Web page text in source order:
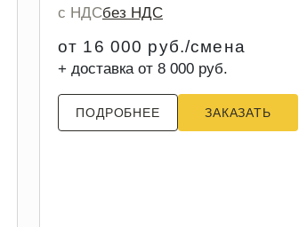
с НДСбез НДС
от 16 000 руб./смена
+ доставка от 8 000 руб.
ПОДРОБНЕЕ ЗАКАЗАТЬ